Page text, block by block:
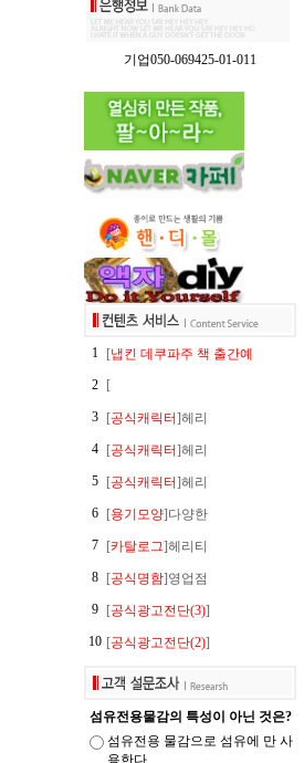
기업050-069425-01-011
1 [냅킨 데쿠파주 책 출간예
2
[
3 [공식캐릭터]헤리
4
[공식캐릭터]헤리
5
[공식캐릭터]헤리
6
[용기모양]다양한
7
[카탈로그]헤리티
8
[공식명함]영업점
9
[공식광고전단(3)]
10 [공식광고전단(2)]
섬유전용물감의 특성이 아닌 것은?
섬유전용 물감으로 섬유에 만 사
용한다.